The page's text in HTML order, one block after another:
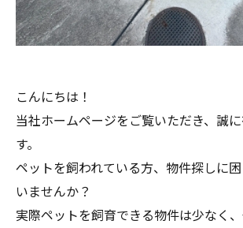
こんにちは！
当社ホームページをご覧いただき、誠
す。
ペットを飼われている方、物件探しに
いませんか？
実際ペットを飼育できる物件は少なく